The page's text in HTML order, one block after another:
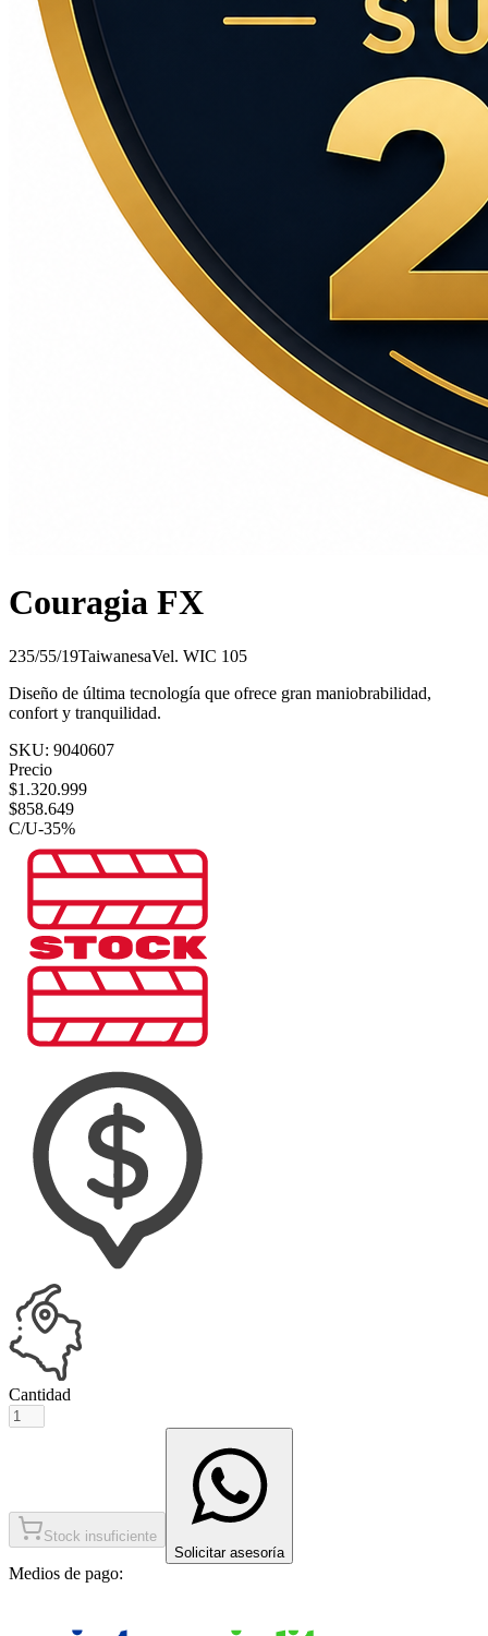
Couragia FX
235/55/19TaiwanesaVel. WIC 105
Diseño de última tecnología que ofrece gran maniobrabilidad,
confort y tranquilidad.
SKU: 9040607
Precio
$1.320.999
$858.649
C/U-35%
Cantidad
Stock insuficiente
Solicitar asesoría
Medios de pago: